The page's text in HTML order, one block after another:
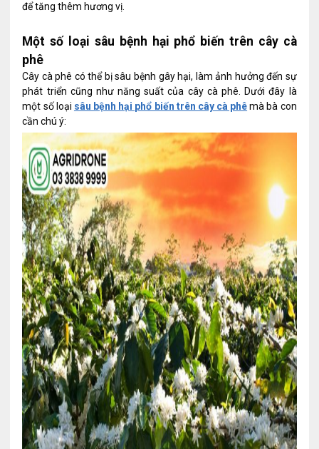
để tăng thêm hương vị.
Một số loại sâu bệnh hại phổ biến trên cây cà
phê
Cây cà phê có thể bị sâu bệnh gây hại, làm ảnh hưởng đến sự
phát triển cũng như năng suất của cây cà phê. Dưới đây là
một số loại sâu bệnh hại phổ biến trên cây cà phêmà bà con
cần chú ý: